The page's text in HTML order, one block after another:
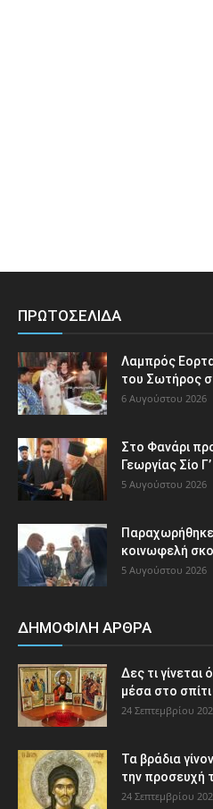
ΠΡΩΤΟΣΕΛΙΔΑ
Λαμπρός
του Σωτήρος
6 Αυγούστου 2026
Στο Φανάρι
Γεωργίας Σίο Γ’
5 Αυγούστου 2026
κοινωφελή
5 Αυγούστου 2026
ΔΗΜΟΦΙΛΗ ΑΡΘΡΑ
Δες τι γίνεται
μέσα στο
24 Σεπτεμβρίου
Τα βράδια
την προσευχή
24 Σεπτεμβρίου